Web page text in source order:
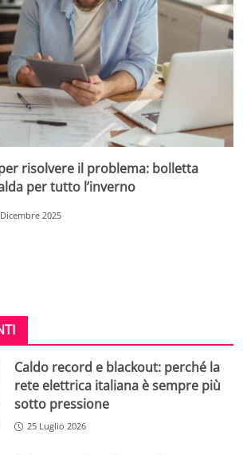
risolvere il problema: bolletta
per tutto l’inverno
2025
Caldo record e blackout: perché la
rete elettrica italiana è sempre più
sotto pressione
25 Luglio 2026